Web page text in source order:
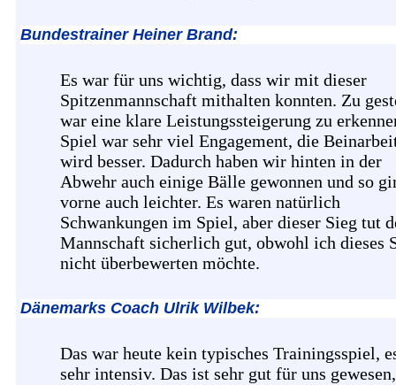
Bundestrainer Heiner Brand:
Es war für uns wichtig, dass wir mit dieser
Spitzenmannschaft mithalten konnten. Zu
war eine klare Leistungssteigerung zu
Spiel war sehr viel Engagement, die
wird besser. Dadurch haben wir hinten in der
Abwehr auch einige Bälle gewonnen und so
vorne auch leichter. Es waren natürlich
Schwankungen im Spiel, aber dieser Sieg tut
Mannschaft sicherlich gut, obwohl ich dieses
nicht überbewerten möchte.
Dänemarks Coach Ulrik Wilbek:
Das war heute kein typisches Trainingsspiel,
sehr intensiv. Das ist sehr gut für uns